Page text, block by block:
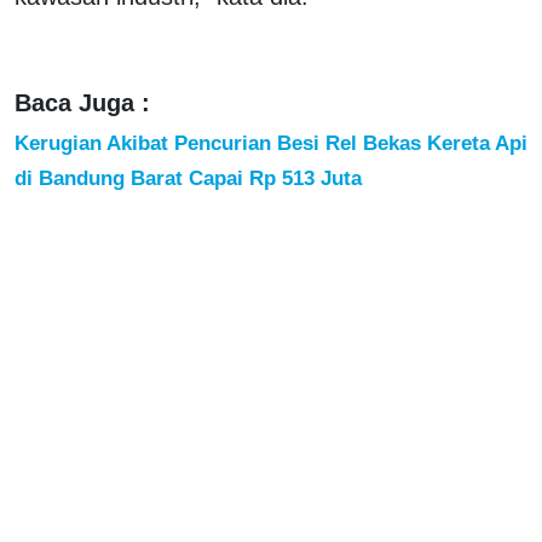
Baca Juga :
Kerugian Akibat Pencurian Besi Rel Bekas Kereta Api
di Bandung Barat Capai Rp 513 Juta